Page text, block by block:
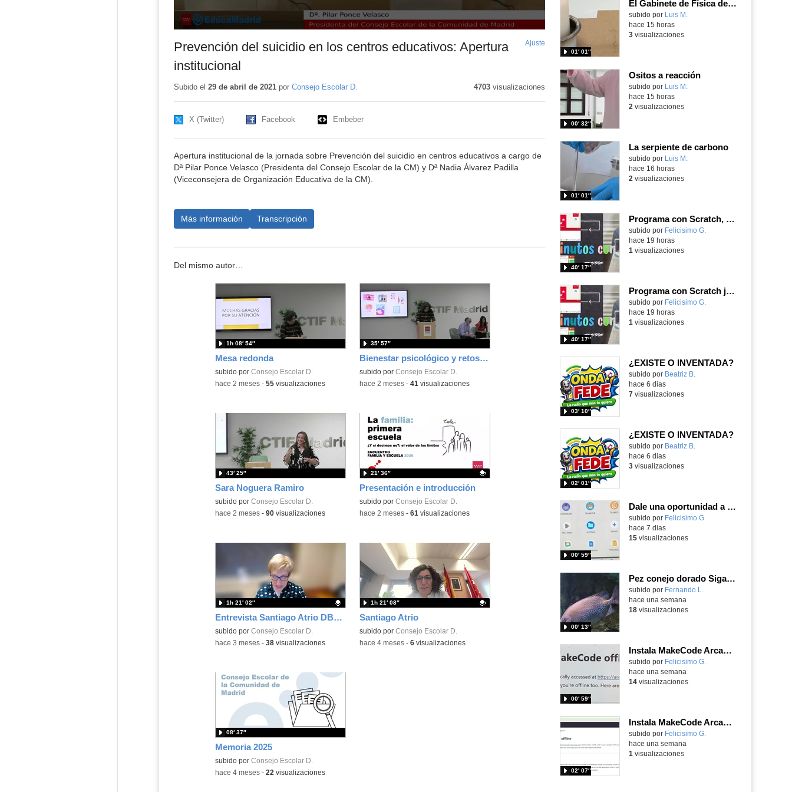
Prevención del suicidio en los centros educativos: Apertura
institucional
Ajuste
pantalla
Subido el 29 de abril de 2021por Consejo Escolar D. 4703visualizaciones
X (Twitter) Facebook Embeber
Apertura institucional de la jornada sobre Prevención del suicidio en centros educativos a cargo de
Dª Pilar Ponce Velasco (Presidenta del Consejo Escolar de la CM) y Dª Nadia Álvarez Padilla
(Viceconsejera de Organización Educativa de la CM).
Más información Transcripción
Del mismo autor…
Mesa redonda
subido por Consejo Escolar D.
1h 08′ 54″
-hace 2 meses- 55visualizaciones
Bienestar psicológico y retos educativos de las familias de la Comunidad de Madrid
subido por Consejo Escolar D.
35′ 57″
-hace 2 meses- 41 visualizaciones
Sara Noguera Ramiro
subido por Consejo Escolar D.
43′ 25″
-hace 2 meses- 90visualizaciones
Presentación e introducción
Contenido educativo.
subido por Consejo Escolar D.
21′ 36″
-hace 2 meses- 61 visualizaciones
Entrevista Santiago Atrio DBTS17
Contenido educativo.
subido por Consejo Escolar D.
1h 21′ 02″
-hace 3 meses- 38visualizaciones
Santiago Atrio
Contenido educativo.
subido por Consejo Escolar D.
1h 21′ 08″
-hace 4 meses- 6visualizaciones
Memoria 2025
subido por Consejo Escolar D.
08′ 37″
-hace 4 meses- 22 visualizaciones
El Gabinete de Física del IES Enrique Tierno Galván de Parla (Curso 25-26)
Contenido educativo.
subido por Luis M.
01′ 01″
hace 15 horas
3visualizaciones
Ositos a reacción
Contenido educativo.
subido por Luis M.
00′ 32″
hace 15 horas
2 visualizaciones
La serpiente de carbono
Contenido educativo.
subido por Luis M.
01′ 01″
hace 16 horas
2 visualizaciones
Programa con Scratch, 8 diferentes juegos para vivir la emoción de los partidos de España en el mundial 2026
Contenido educativo.
subido por Felicisimo G.
40′ 17″
hace 19 horas
1 visualizaciones
Programa con Scratch juegos con los partidos del mundial 2026 ganados por España
Contenido educativo.
subido por Felicisimo G.
40′ 17″
hace 19 horas
1 visualizaciones
¿EXISTE O INVENTADA?
Contenido educativo.
subido por Beatriz B.
03′ 10″
hace 6 dias
7visualizaciones
¿EXISTE O INVENTADA?
Contenido educativo.
subido por Beatriz B.
02′ 01″
hace 6 dias
3visualizaciones
Dale una oportunidad a los Chromebooks y utiliza un proyector para realizar talleres si no tienes pantallas táctiles
Contenido educativo.
subido por Felicisimo G.
00′ 59″
hace 7 dias
15visualizaciones
Pez conejo dorado Siganus guttatus (Bloch, 1786)
Contenido educativo.
subido por Fernando L.
00′ 13″
hace una semana
18visualizaciones
Instala MakeCode Arcade para trabajar offline en tu tablet, ordenador, Chromebook
Contenido educativo.
subido por Felicisimo G.
00′ 59″
hace una semana
14visualizaciones
Instala MakeCode Arcade offline para programar grandes juegos sin necesidad de Internet
Contenido educativo.
subido por Felicisimo G.
02′ 07″
hace una semana
1 visualizaciones